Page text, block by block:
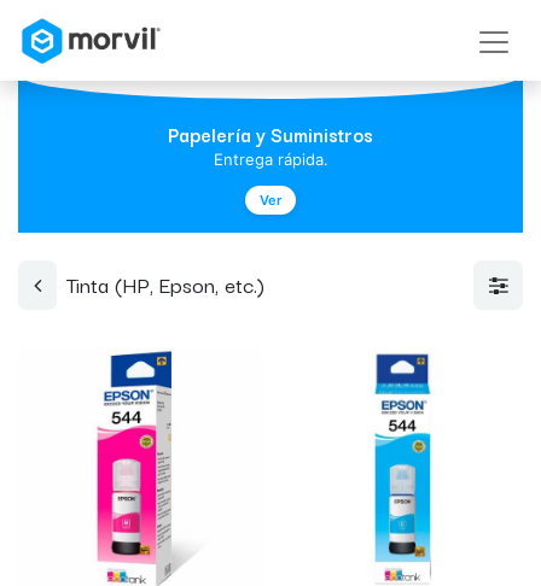
Papelería y Suministros
Entrega rápida.
Ver
Tinta (HP, Epson, etc.)